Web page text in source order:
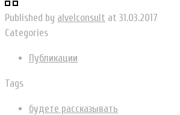
Published by alvelconsult at 31.03.2017
Categories
Публикации
Tags
будете рассказывать